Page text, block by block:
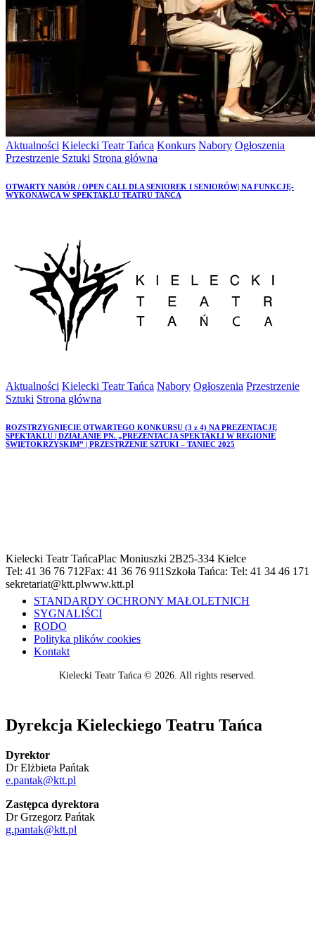
Aktualności Kielecki Teatr Tańca Konkurs Nabory Ogłoszenia
Przestrzenie Sztuki Strona główna
OTWARTY NABÓR / OPEN CALL DLA SENIOREK I SENIORÓW| NA FUNKCJĘ-
WYKONAWCA W SPEKTAKLU TEATRU TAŃCA
Aktualności Kielecki Teatr Tańca Nabory Ogłoszenia Przestrzenie
Sztuki Strona główna
ROZSTRZYGNIĘCIE OTWARTEGO KONKURSU (3 z 4) NA PREZENTACJĘ
SPEKTAKLU | DZIAŁANIE PN. „PREZENTACJA SPEKTAKLI W REGIONIE
ŚWIĘTOKRZYSKIM” | PRZESTRZENIE SZTUKI – TANIEC 2025
Kielecki Teatr TańcaPlac Moniuszki 2B25-334 Kielce
Tel: 41 36 76 712Fax: 41 36 76 911 Szkoła Tańca: Tel: 41 34 46 171
sekretariat@ktt.plwww.ktt.pl
STANDARDY OCHRONY MAŁOLETNICH
SYGNALIŚCI
RODO
Polityka plików cookies
Kontakt
Kielecki Teatr Tańca © 2026. All rights reserved.
Dyrekcja Kieleckiego Teatru Tańca
Dyrektor
Dr Elżbieta Pańtak
e.pantak@ktt.pl
Zastępca dyrektora
Dr Grzegorz Pańtak
g.pantak@ktt.pl